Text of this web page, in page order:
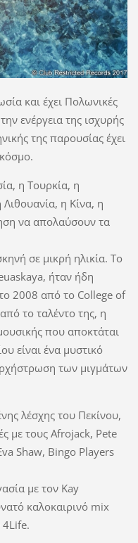
και έχει Πολωνικές
ενέργεια της ισχυρής
της παρουσίας έχει
η Τουρκία, η
η Κίνα, η
να απολαύσουν τα
σε μικρή ηλικία. Το
ήταν ήδη
2008 από το College of
το ταλέντο της, η
που αποκτάται
είναι ένα μυστικό
των μιγμάτων
λέσχης του Πεκίνου,
με τους Afrojack, Pete
Shaw, Bingo Players
με τον Kay
καλοκαιρινό mix
4Life.